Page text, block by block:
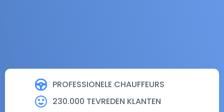
PROFESSIONELE CHAUFFEURS
230.000 TEVREDEN KLANTEN